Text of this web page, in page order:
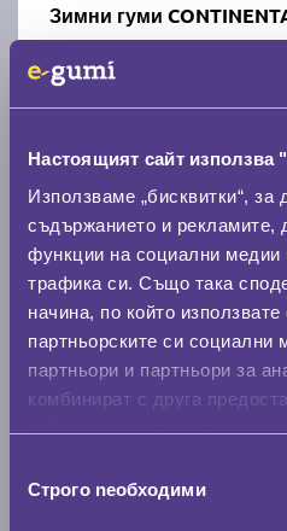
Настоящият сайт използва
Използваме „бисквитки“, за
съдържанието и рекламите,
функции на социални медии
трафика си. Също така
начина, по който използвате
партньорските си социални
партньори и партньори за
комбинират с друга
наСтрого nеобходими
Зимни гуми
Летни гуми DEBICA